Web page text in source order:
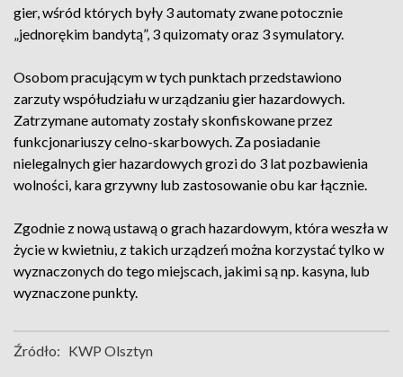
gier, wśród których były 3 automaty zwane potocznie
„jednorękim bandytą”, 3 quizomaty oraz 3 symulatory.
Osobom pracującym w tych punktach przedstawiono
zarzuty współudziału w urządzaniu gier hazardowych.
Zatrzymane automaty zostały skonfiskowane przez
funkcjonariuszy celno-skarbowych. Za posiadanie
nielegalnych gier hazardowych grozi do 3 lat pozbawienia
wolności, kara grzywny lub zastosowanie obu kar łącznie.
Zgodnie z nową ustawą o grach hazardowym, która weszła w
życie w kwietniu, z takich urządzeń można korzystać tylko w
wyznaczonych do tego miejscach, jakimi są np. kasyna, lub
wyznaczone punkty.
Źródło: KWP Olsztyn